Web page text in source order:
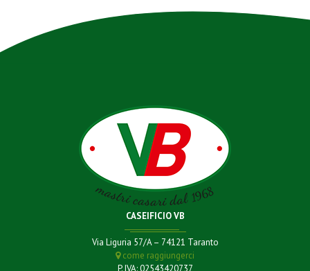
CASEIFICIO VB
Via Liguria 57/A – 74121 Taranto
come raggiungerci
P. IVA: 02543420737